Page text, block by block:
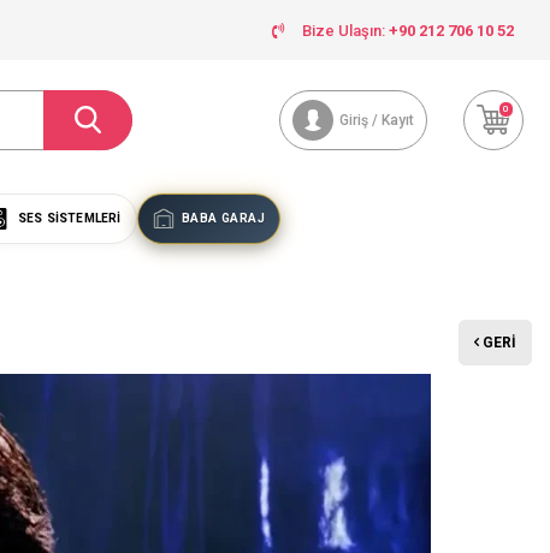
Bize Ulaşın: +90 212 706 10 52
Giriş / Kayıt
0
SES SISTEMLERI BABA GARAJ
GERI